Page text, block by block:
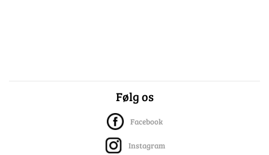
Følg os
Facebook
Instagram